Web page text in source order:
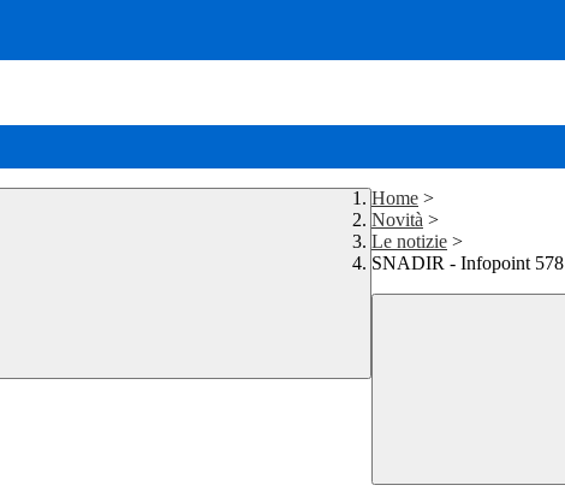
Home >
Novità >
Le notizie >
SNADIR - Infopoint 578